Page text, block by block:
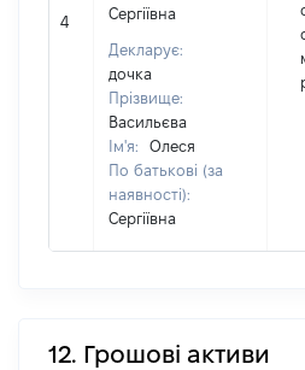
4
Сергіївна
Декларує:
дочка
Прізвище:
Васильєва
Ім'я:
Олеся
По батькові (за
наявності):
Сергіївна
12. Грошові активи